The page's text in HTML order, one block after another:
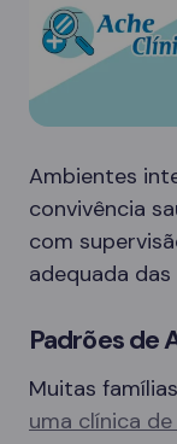
Ambientes
convivência
com
adequada
Padrões de
Muitas
uma clínica